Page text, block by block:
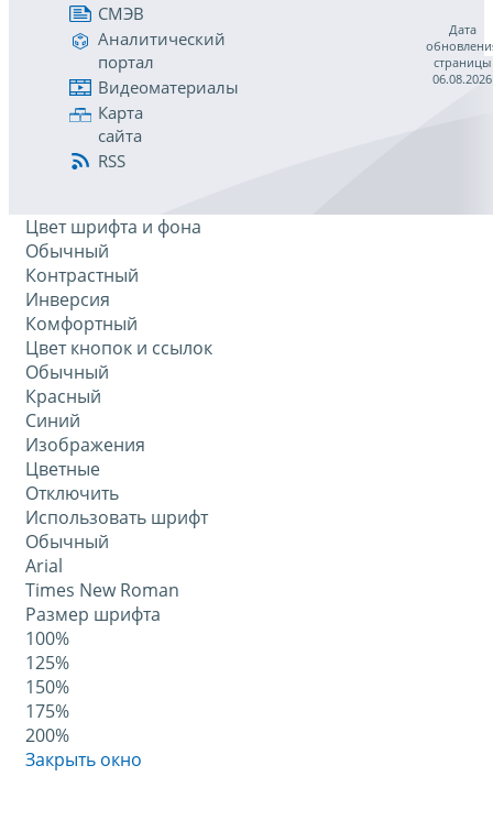
СМЭВ
Аналитический
портал
Видеоматериалы
Карта
сайта
RSS
Дата
страницы
06.08.2026
Цвет шрифта и фона
Обычный
Контрастный
Инверсия
Комфортный
Цвет кнопок и ссылок
Обычный
Красный
Синий
Изображения
Цветные
Отключить
Использовать шрифт
Обычный
Arial
Times New Roman
Размер шрифта
100%
125%
150%
175%
200%
Закрыть окно